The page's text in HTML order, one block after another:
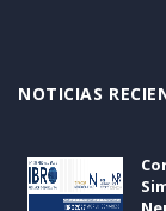
NOTICIAS